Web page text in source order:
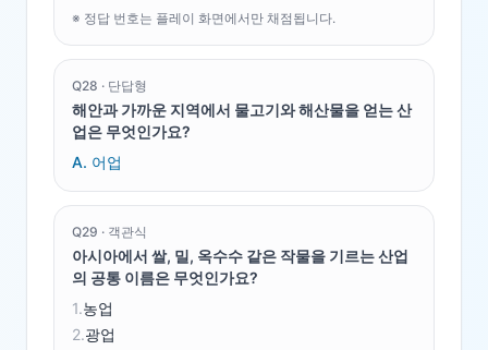
※ 정답 번호는 플레이 화면에서만 채점됩니다.
Q28 · 단답형
해안과 가까운 지역에서 물고기와 해산물을 얻는 산
업은 무엇인가요?
A. 어업
Q29 · 객관식
아시아에서 쌀, 밀, 옥수수 같은 작물을 기르는 산업
의 공통 이름은 무엇인가요?
1.농업
2.광업